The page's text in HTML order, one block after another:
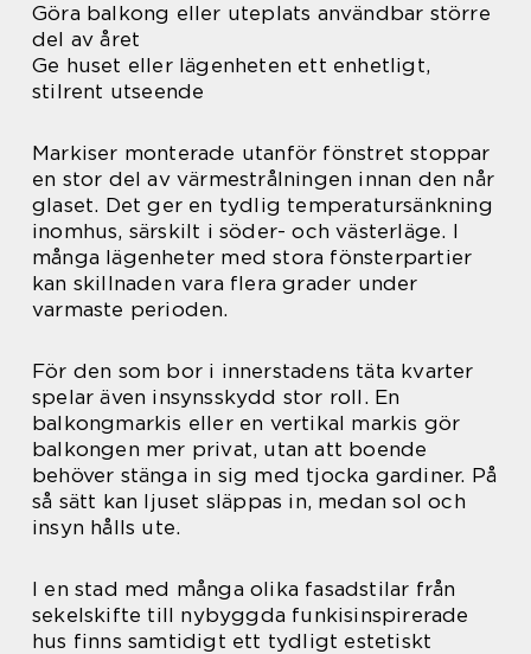
Göra balkong eller uteplats användbar större
del av året
Ge huset eller lägenheten ett enhetligt,
stilrent utseende
Markiser monterade utanför fönstret stoppar
en stor del av värmestrålningen innan den når
glaset. Det ger en tydlig temperatursänkning
inomhus, särskilt i söder- och västerläge. I
många lägenheter med stora fönsterpartier
kan skillnaden vara flera grader under
varmaste perioden.
För den som bor i innerstadens täta kvarter
spelar även insynsskydd stor roll. En
balkongmarkis eller en vertikal markis gör
balkongen mer privat, utan att boende
behöver stänga in sig med tjocka gardiner. På
så sätt kan ljuset släppas in, medan sol och
insyn hålls ute.
I en stad med många olika fasadstilar från
sekelskifte till nybyggda funkisinspirerade
hus finns samtidigt ett tydligt estetiskt